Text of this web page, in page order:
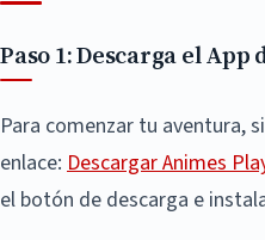
Paso 1: Descarga el App
Para comenzar tu aventura,
enlace: Descargar Animes
el botón de descarga e